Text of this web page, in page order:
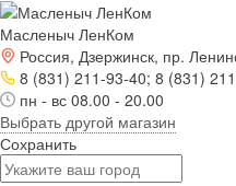
Масленыч ЛенКом
Россия, Дзержинск, пр.
8 (831) 211-93-40; 8 (831)
пн - вс 08.00 - 20.00
Выбрать другой магазин
Сохранить